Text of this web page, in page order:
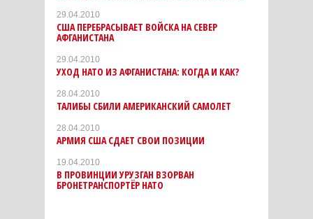
29.04.2010
США ПЕРЕБРАСЫВАЕТ ВОЙСКА НА СЕВЕР
АФГАНИСТАНА
29.04.2010
УХОД НАТО ИЗ АФГАНИСТАНА: КОГДА И КАК?
28.04.2010
ТАЛИБЫ СБИЛИ АМЕРИКАНСКИЙ САМОЛЕТ
28.04.2010
АРМИЯ США СДАЕТ СВОИ ПОЗИЦИИ
19.04.2010
В ПРОВИНЦИИ УРУЗГАН ВЗОРВАН
БРОНЕТРАНСПОРТЁР НАТО